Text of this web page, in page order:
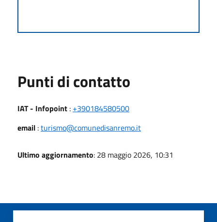
Punti di contatto
IAT - Infopoint : +390184580500
email :turismo@comunedisanremo.it
Ultimo aggiornamento: 28 maggio 2026, 10:31